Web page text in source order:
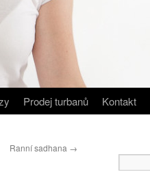
Prodej turbanů Kontakt
Ranní sadhana →